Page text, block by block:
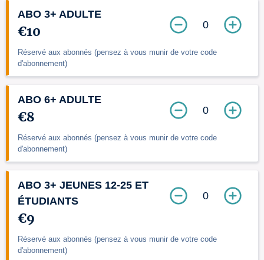
ABO 3+ ADULTE
€10
Réservé aux abonnés (pensez à vous munir de votre code
d'abonnement)
0
ABO 6+ ADULTE
€8
Réservé aux abonnés (pensez à vous munir de votre code
d'abonnement)
0
ABO 3+ JEUNES 12-25 ET
ÉTUDIANTS
€9
Réservé aux abonnés (pensez à vous munir de votre code
d'abonnement)
0